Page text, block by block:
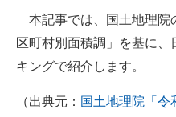
好きが集まる 比べて選べる
ビジネスと働き方のヒント
AI活用のいまが分かる
本記事では、国土地理院
区町村別面積調」を基に
キングで紹介します。
（出典元： 国土地理院「令